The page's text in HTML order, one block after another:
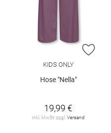
ZUR
KIDS ONLY
Hose "Nella"
19,99 €
inkl. MwSt. zzgl. Versand